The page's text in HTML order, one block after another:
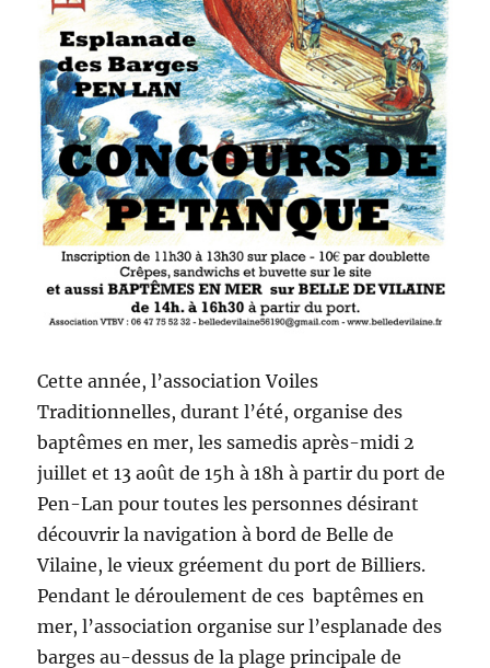
Cette année, l’association Voiles
Traditionnelles, durant l’été, organise des
baptêmes en mer, les samedis après-midi 2
juillet et 13 août de 15h à 18h à partir du port de
Pen-Lan pour toutes les personnes désirant
découvrir la navigation à bord de Belle de
Vilaine, le vieux gréement du port de Billiers.
Pendant le déroulement de ces baptêmes en
mer, l’association organise sur l’esplanade des
barges au-dessus de la plage principale de